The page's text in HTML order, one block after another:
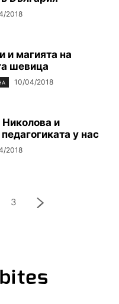
2018
и магията на
шевица
10/04/2018
и
у нас
2018
3